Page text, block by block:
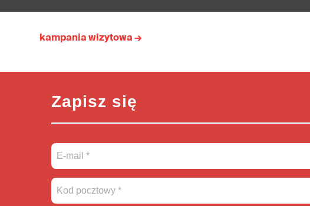
kampania wizytowa →
Zapisz się